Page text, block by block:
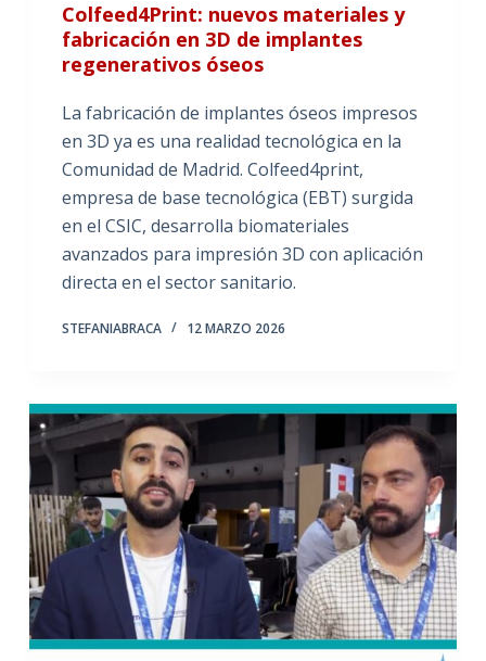
Colfeed4Print: nuevos materiales y
fabricación en 3D de implantes
regenerativos óseos
La fabricación de implantes óseos impresos
en 3D ya es una realidad tecnológica en la
Comunidad de Madrid. Colfeed4print,
empresa de base tecnológica (EBT) surgida
en el CSIC, desarrolla biomateriales
avanzados para impresión 3D con aplicación
directa en el sector sanitario.
STEFANIABRACA 12 MARZO 2026